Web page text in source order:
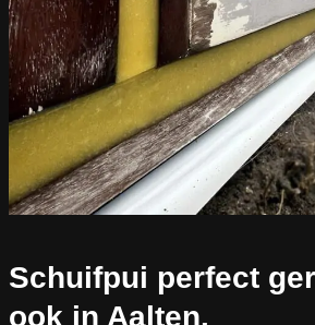
Schuifpui perfect
ook in Aalten.